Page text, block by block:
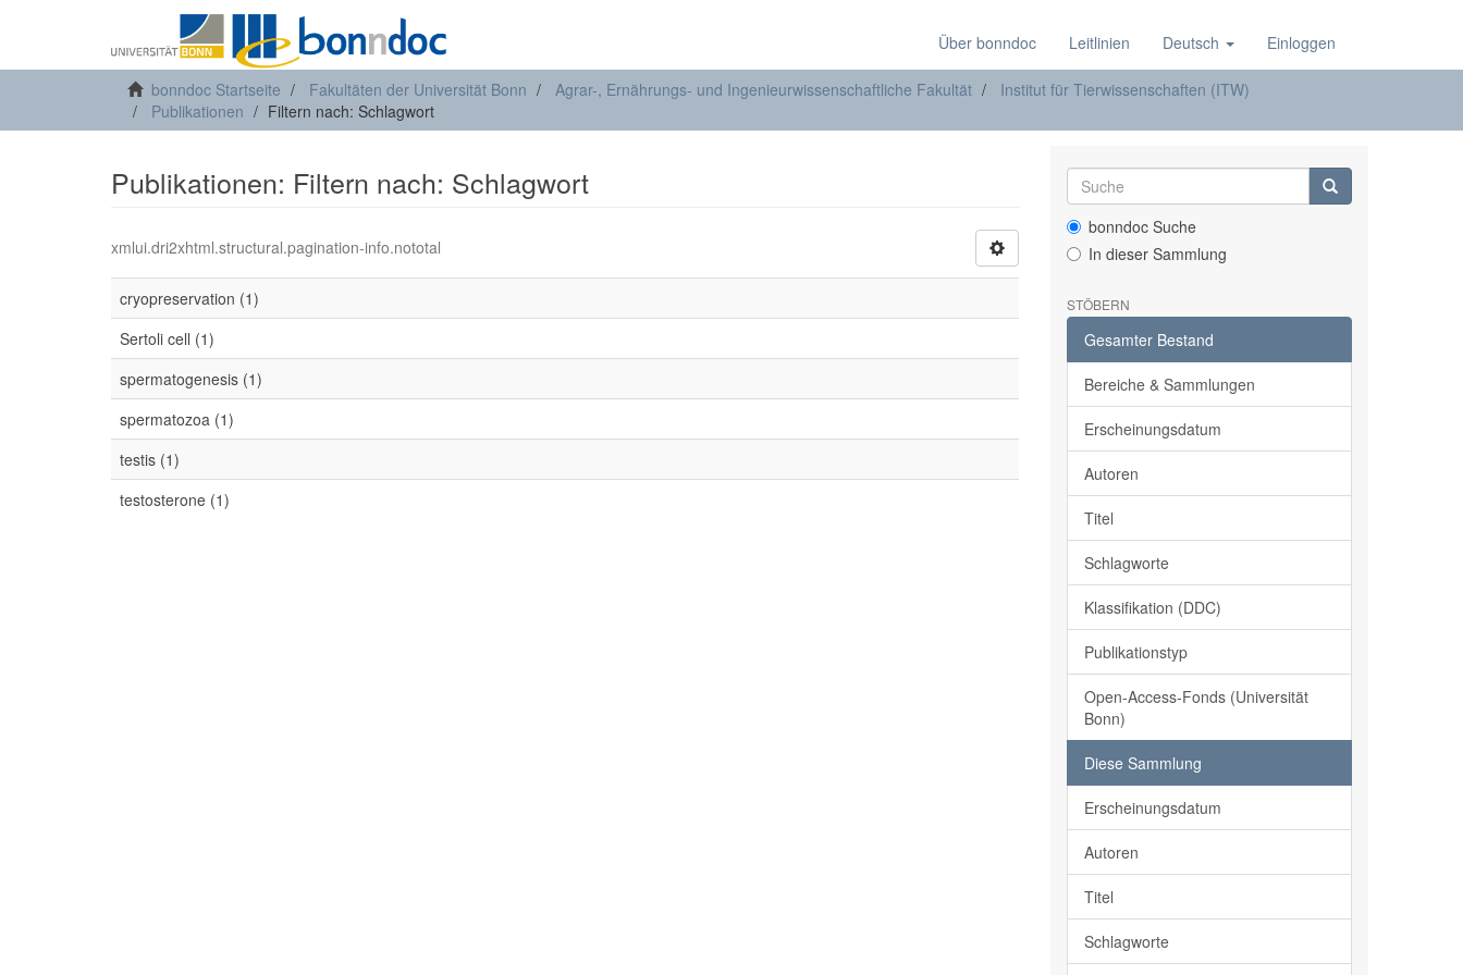
Über bonndoc Leitlinien Deutsch Einloggen
bonndoc Startseite Fakultäten der Universität Bonn Agrar-, Ernährungs- und Ingenieurwissenschaftliche Fakultät
Institut für Tierwissenschaften (ITW)
Publikationen
Filtern nach: Schlagwort
Publikationen: Filtern nach: Schlagwort
xmlui.dri2xhtml.structural.pagination-info.nototal
cryopreservation (1)
Sertoli cell (1)
spermatogenesis (1)
spermatozoa (1)
testis (1)
testosterone (1)
bonndoc Suche
In dieser Sammlung
STÖBERN
Gesamter Bestand
Bereiche & Sammlungen
Erscheinungsdatum
Autoren
Titel
Schlagworte
Klassifikation (DDC)
Publikationstyp
Open-Access-Fonds (Universität
Bonn)
Diese Sammlung
Erscheinungsdatum
Autoren
Titel
Schlagworte